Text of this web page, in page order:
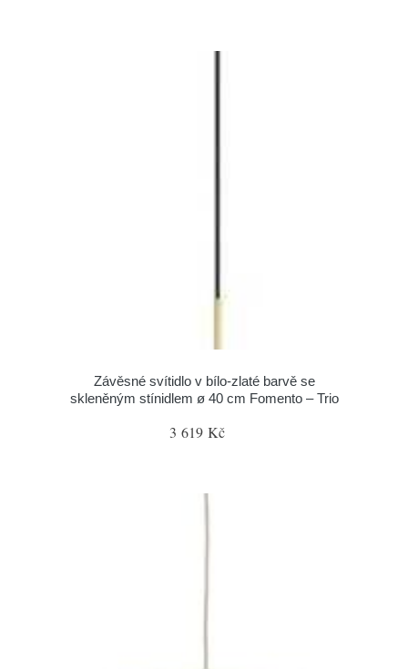
Závěsné svítidlo v bílo-zlaté barvě se
skleněným stínidlem ø 40 cm Fomento – Trio
3 619 Kč